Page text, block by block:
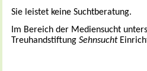
Sie leistet keine Suchtberatung.
Im Bereich der Mediensucht
TreuhandstiftungSehnsucht